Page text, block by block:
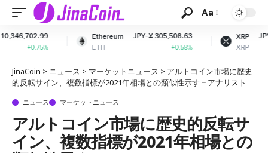
Aa
Ethereum
ETH
JPY-¥ 305,508.63
XRP
XRP
JPY-¥ 164.48
+0.06%
JinaCoin > ニュース > マーケットニュース > アルトコイン市場に歴史
的反転サイン、複数指標が2021年相場との類似性示す＝アナリスト
ニュース マーケットニュース
アルトコイン市場に歴史的反転サ
イン、複数指標が2021年相場との